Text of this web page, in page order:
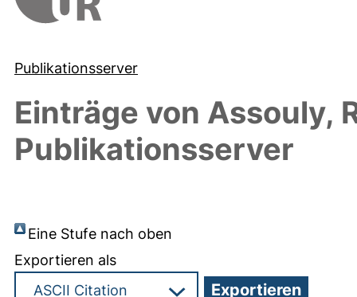
Publikationsserver
Einträge von Assouly,
Publikationsserver
Eine Stufe nach oben
Exportieren als